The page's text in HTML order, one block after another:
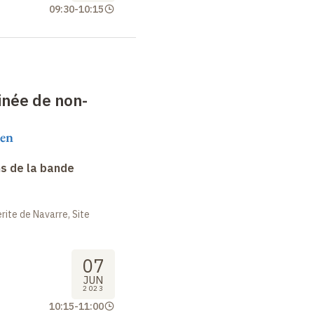
09:30-10:15
de non-
de la bande
de Navarre, Site
07
JUN
2023
10:15-11:00